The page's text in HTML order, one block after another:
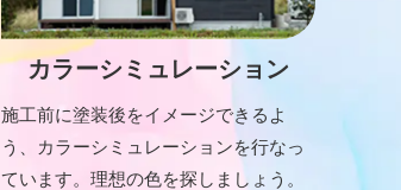
カラーシミュレーション
施工前に塗装後をイメージできるよ
う、カラーシミュレーションを行なっ
ています。理想の色を探しましょう。